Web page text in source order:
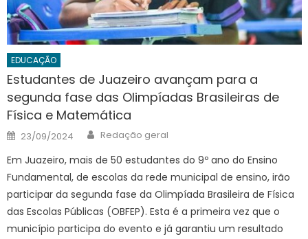
EDUCAÇÃO
Estudantes de Juazeiro avançam para a
segunda fase das Olimpíadas Brasileiras de
Física e Matemática
Posted
on
23/09/2024 Author
Redação geral
Em Juazeiro, mais de 50 estudantes do 9º ano do Ensino
Fundamental, de escolas da rede municipal de ensino, irão
participar da segunda fase da Olimpíada Brasileira de Física
das Escolas Públicas (OBFEP). Esta é a primeira vez que o
município participa do evento e já garantiu um resultado